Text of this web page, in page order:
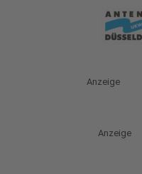
Anzeige
Anzeige